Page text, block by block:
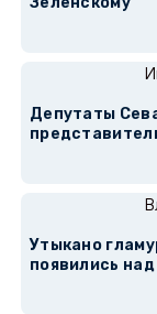
Депутаты
Утыкано
появились